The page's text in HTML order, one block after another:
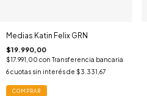
Medias Katin Felix GRN
$19.990,00
$17.991,00 con Transferencia bancaria
6cuotas sin interés de $3.331,67
COMPRAR